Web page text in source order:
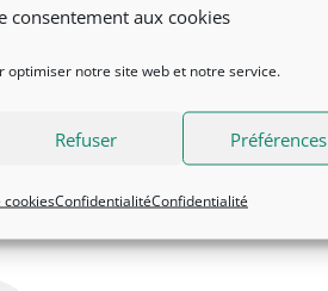
consentement aux cookies
optimiser notre site web et notre service.
Refuser Préférences
cookiesConfidentialitéConfidentialité
CHF4.20